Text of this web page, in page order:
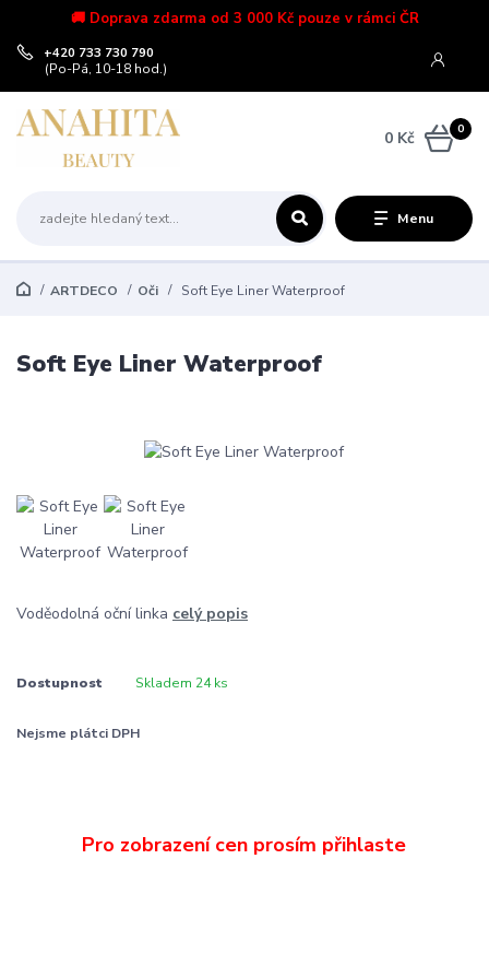
🚚 Doprava zdarma od 3 000 Kč pouze v rámci ČR
Menu
+420 733 730 790
(Po-Pá, 10-18 hod.)
0
0 Kč
ARTDECO Oči Soft Eye Liner Waterproof
Soft Eye Liner Waterproof
Voděodolná oční linka celý popis
Dostupnost Skladem 24 ks
Nejsme plátci DPH